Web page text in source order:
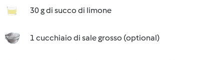
30 g di succo di limone
1 cucchiaio di sale grosso (optional)